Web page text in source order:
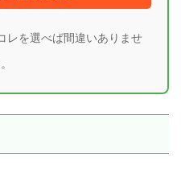
レを選べば間違いありませ